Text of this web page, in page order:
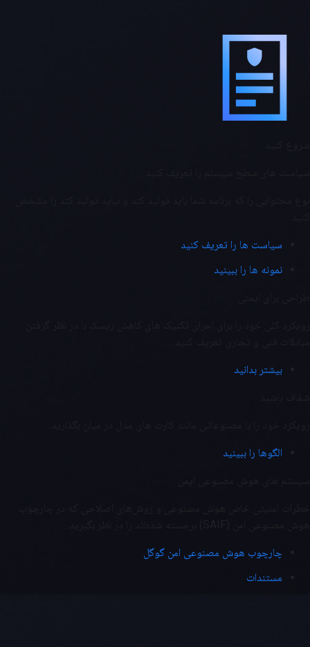
سیاست ها را تعریف کنید
نمونه ها را ببینید
بیشتر بدانید
الگوها را ببینید
چارچوب هوش مصنوعی امن گوگل
مستندات